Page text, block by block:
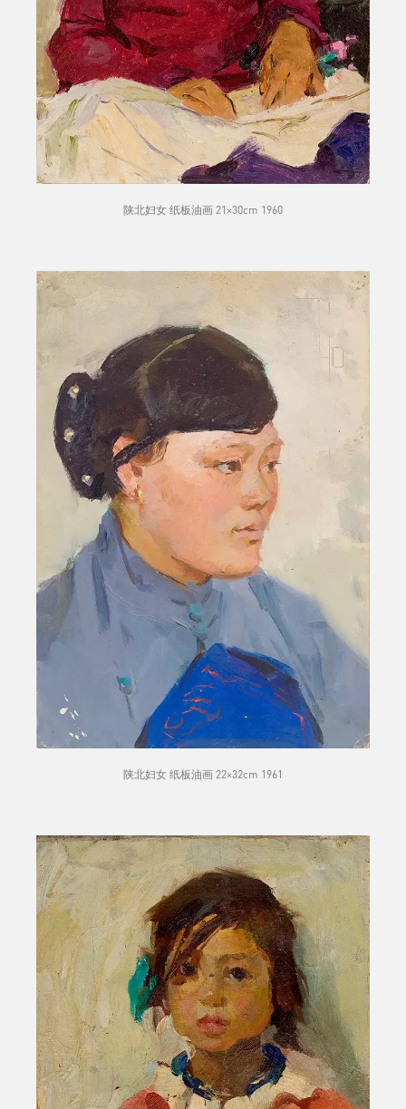
陕北妇女 纸板油画 21×30cm 1960
陕北妇女 纸板油画 22×32cm 1961